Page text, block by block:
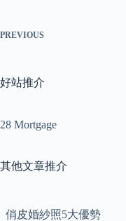
PREVIOUS
好站推介
28 Mortgage
其他文章推介
俏皮婚紗照5大優勢